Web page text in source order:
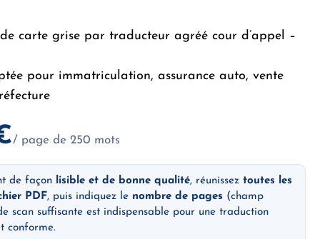
carte grise par traducteur agréé cour d’appel –
pour immatriculation, assurance auto, vente
/ page de 250 mots
de façon lisible et de bonne qualité, réunisseztoutes les
PDF, puis indiquez le nombre de pages (champ
scan suffisante est indispensable pour une traduction
conforme.